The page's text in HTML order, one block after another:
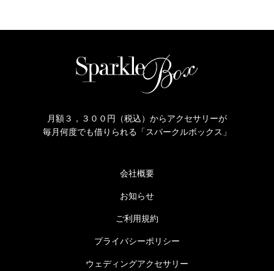
月額３，３００円（税込）からアクセサリーが
毎月何度でも借りられる「スパークルボックス」
会社概要
お知らせ
ご利用規約
プライバシーポリシー
ウェディングアクセサリー